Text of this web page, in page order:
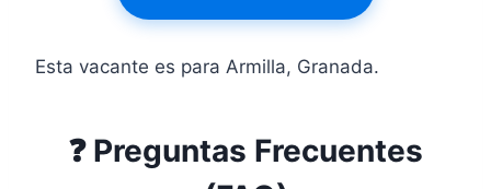
Esta vacante es para Armilla, Granada.
❓ Preguntas Frecuentes